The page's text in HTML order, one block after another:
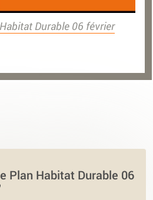
Durable 06 février
Plan Habitat Durable 06